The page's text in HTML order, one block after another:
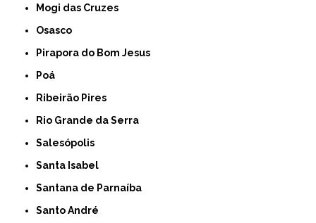
Mogi das Cruzes
Osasco
Pirapora do Bom Jesus
Poá
Ribeirão Pires
Rio Grande da Serra
Salesópolis
Santa Isabel
Santana de Parnaíba
Santo André